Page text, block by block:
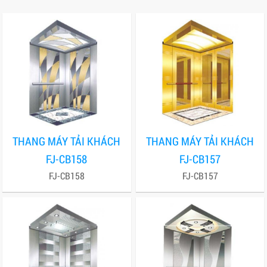
THANG MÁY TẢI KHÁCH
FJ-CB158
FJ-CB158
THANG MÁY TẢI KHÁCH
FJ-CB157
FJ-CB157